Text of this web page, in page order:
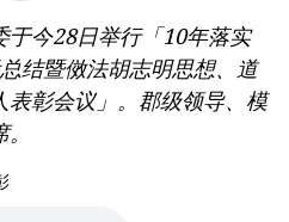
于今28日举行「10年落实
结暨傚法胡志明思想、道
彰会议」。郡级领导、模